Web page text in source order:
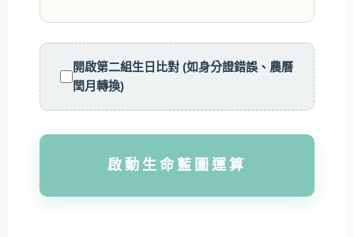
開啟第二組生日比對 (如身分證錯誤、農曆
閏月轉換)
啟動生命藍圖運算